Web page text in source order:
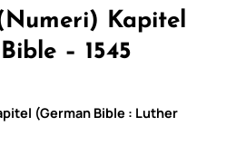
Kapitel
– 1545
(German Bible : Luther